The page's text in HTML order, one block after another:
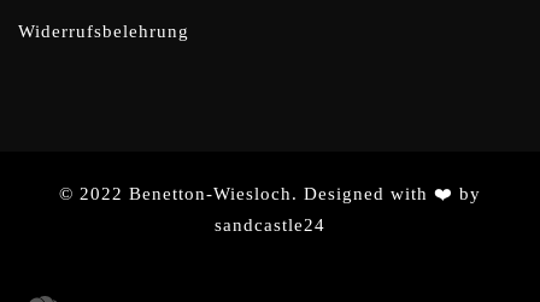
Widerrufsbelehrung
© 2022 Benetton-Wiesloch. Designed with ❤️ by
sandcastle24